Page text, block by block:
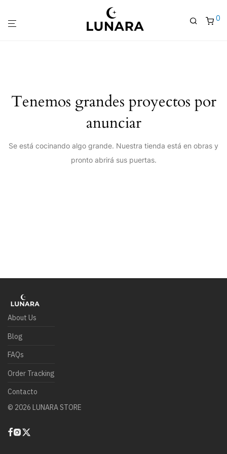
0
Tenemos grandes proyectos por
anunciar
Se está cocinando algo grande. Nuestra tienda está en obras y
pronto abrirá sus puertas.
About Us
Blog
FAQs
Order Tracking
Contacto
© 2026 LUNARA STORE